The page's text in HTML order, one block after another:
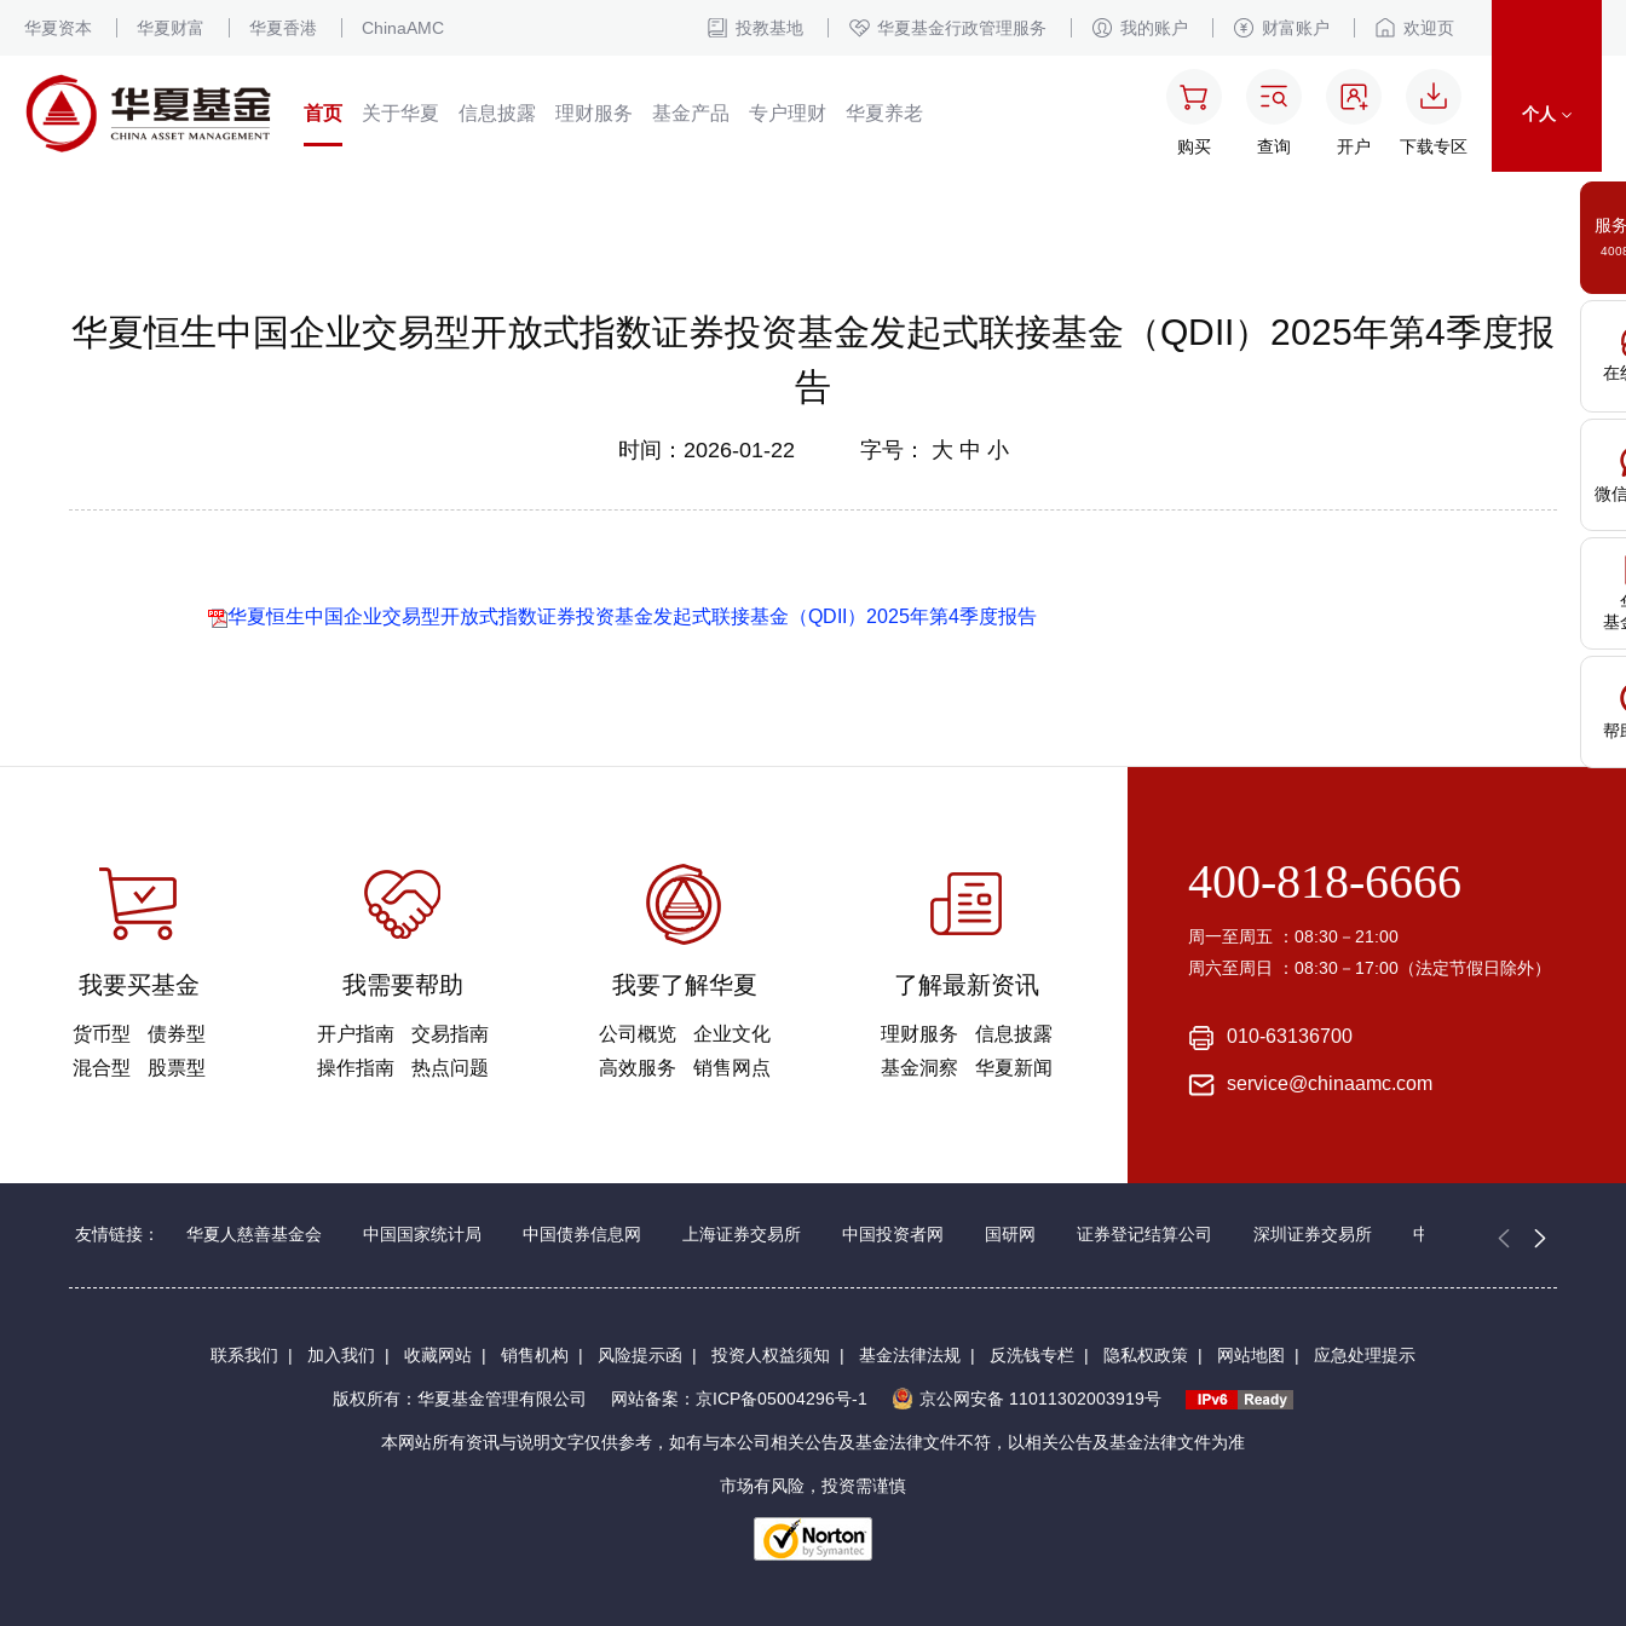
服
在
微
基
帮
华夏资本 华夏财富 华夏香港 ChinaAMC 投教基地 华夏基金行政管理服务 我的账户 财富账户 欢迎页
首页 关于华夏 信息披露 理财服务 基金产品 专户理财 华夏养老
购买 查询 开户 下载专区
个人
华夏恒生中国企业交易型开放式指数证券投资基金发起式联接基金（QDII）2025年第4季度报
告
时间：2026-01-22 字号： 大 中 小
华夏恒生中国企业交易型开放式指数证券投资基金发起式联接基金（QDII）2025年第4季度报告
我要买基金
货币型
债券型
混合型
股票型
我需要帮助
开户指南
交易指南
操作指南
热点问题
我要了解华夏
公司概览
企业文化
高效服务
销售网点
了解最新资讯
理财服务
信息披露
基金洞察
华夏新闻
400-818-6666
周一至周五 ：08:30－21:00
周六至周日 ：08:30－17:00（法定节假日除外）
010-63136700
service@chinaamc.com
友情链接： 华夏人慈善基金会 中国国家统计局 中国债券信息网 上海证券交易所 中国投资者网 国研网 证券登记结算公司 深圳证券交易所 中国证券业协会
联系我们 | 加入我们 | 收藏网站 | 销售机构 | 风险提示函 | 投资人权益须知 | 基金法律法规 | 反洗钱专栏 | 隐私权政策 | 网站地图 | 应急处理提示
版权所有：华夏基金管理有限公司 网站备案：京ICP备05004296号-1 京公网安备 11011302003919号
本网站所有资讯与说明文字仅供参考，如有与本公司相关公告及基金法律文件不符，以相关公告及基金法律文件为准
市场有风险，投资需谨慎